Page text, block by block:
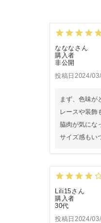
ななな
購入者
非公開
投稿日 2024/
まず、色味が
レースや装飾
脇肉が気にな
サイズ感もい
Lili15
購入者
30代
投稿日 2024/